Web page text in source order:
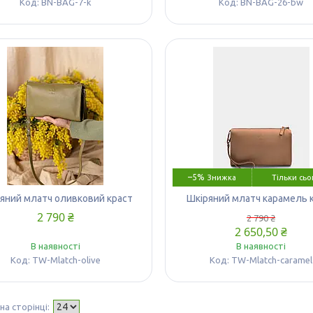
млатч оливковий краст
2 790 ₴
В наявності
TW-Mlatch-olive
–5% Тільки
Шкіряний млатч карамель
2 790 ₴
2 650,50 ₴
В наявності
TW-Mlatch-caramel